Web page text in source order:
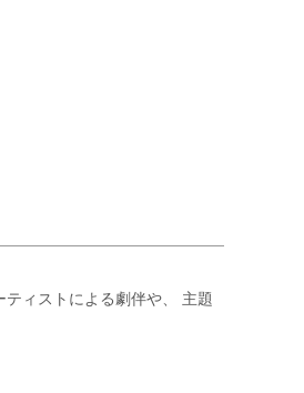
ィストによる劇伴や、 主題